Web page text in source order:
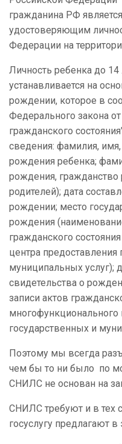
гражданина РФ
удостоверяющим
Федерации на
Личность ребенка до 14
устанавливается на
рождении, которое в
Федерального закона
гражданского
сведения: фамилия, имя,
рождения ребенка;
рождения, гражданство
родителей); дата
рождении; место
рождения
гражданского
центра предоставления
муниципальных услуг);
свидетельства о
записи актов
многофункционального
государственных и
Поэтому мы всегда
чем бы то ни было по
СНИЛС не основан на
СНИЛС требуют и в тех
госуслугу предлагают